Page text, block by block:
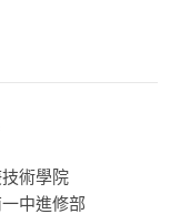
術學院
中進修部